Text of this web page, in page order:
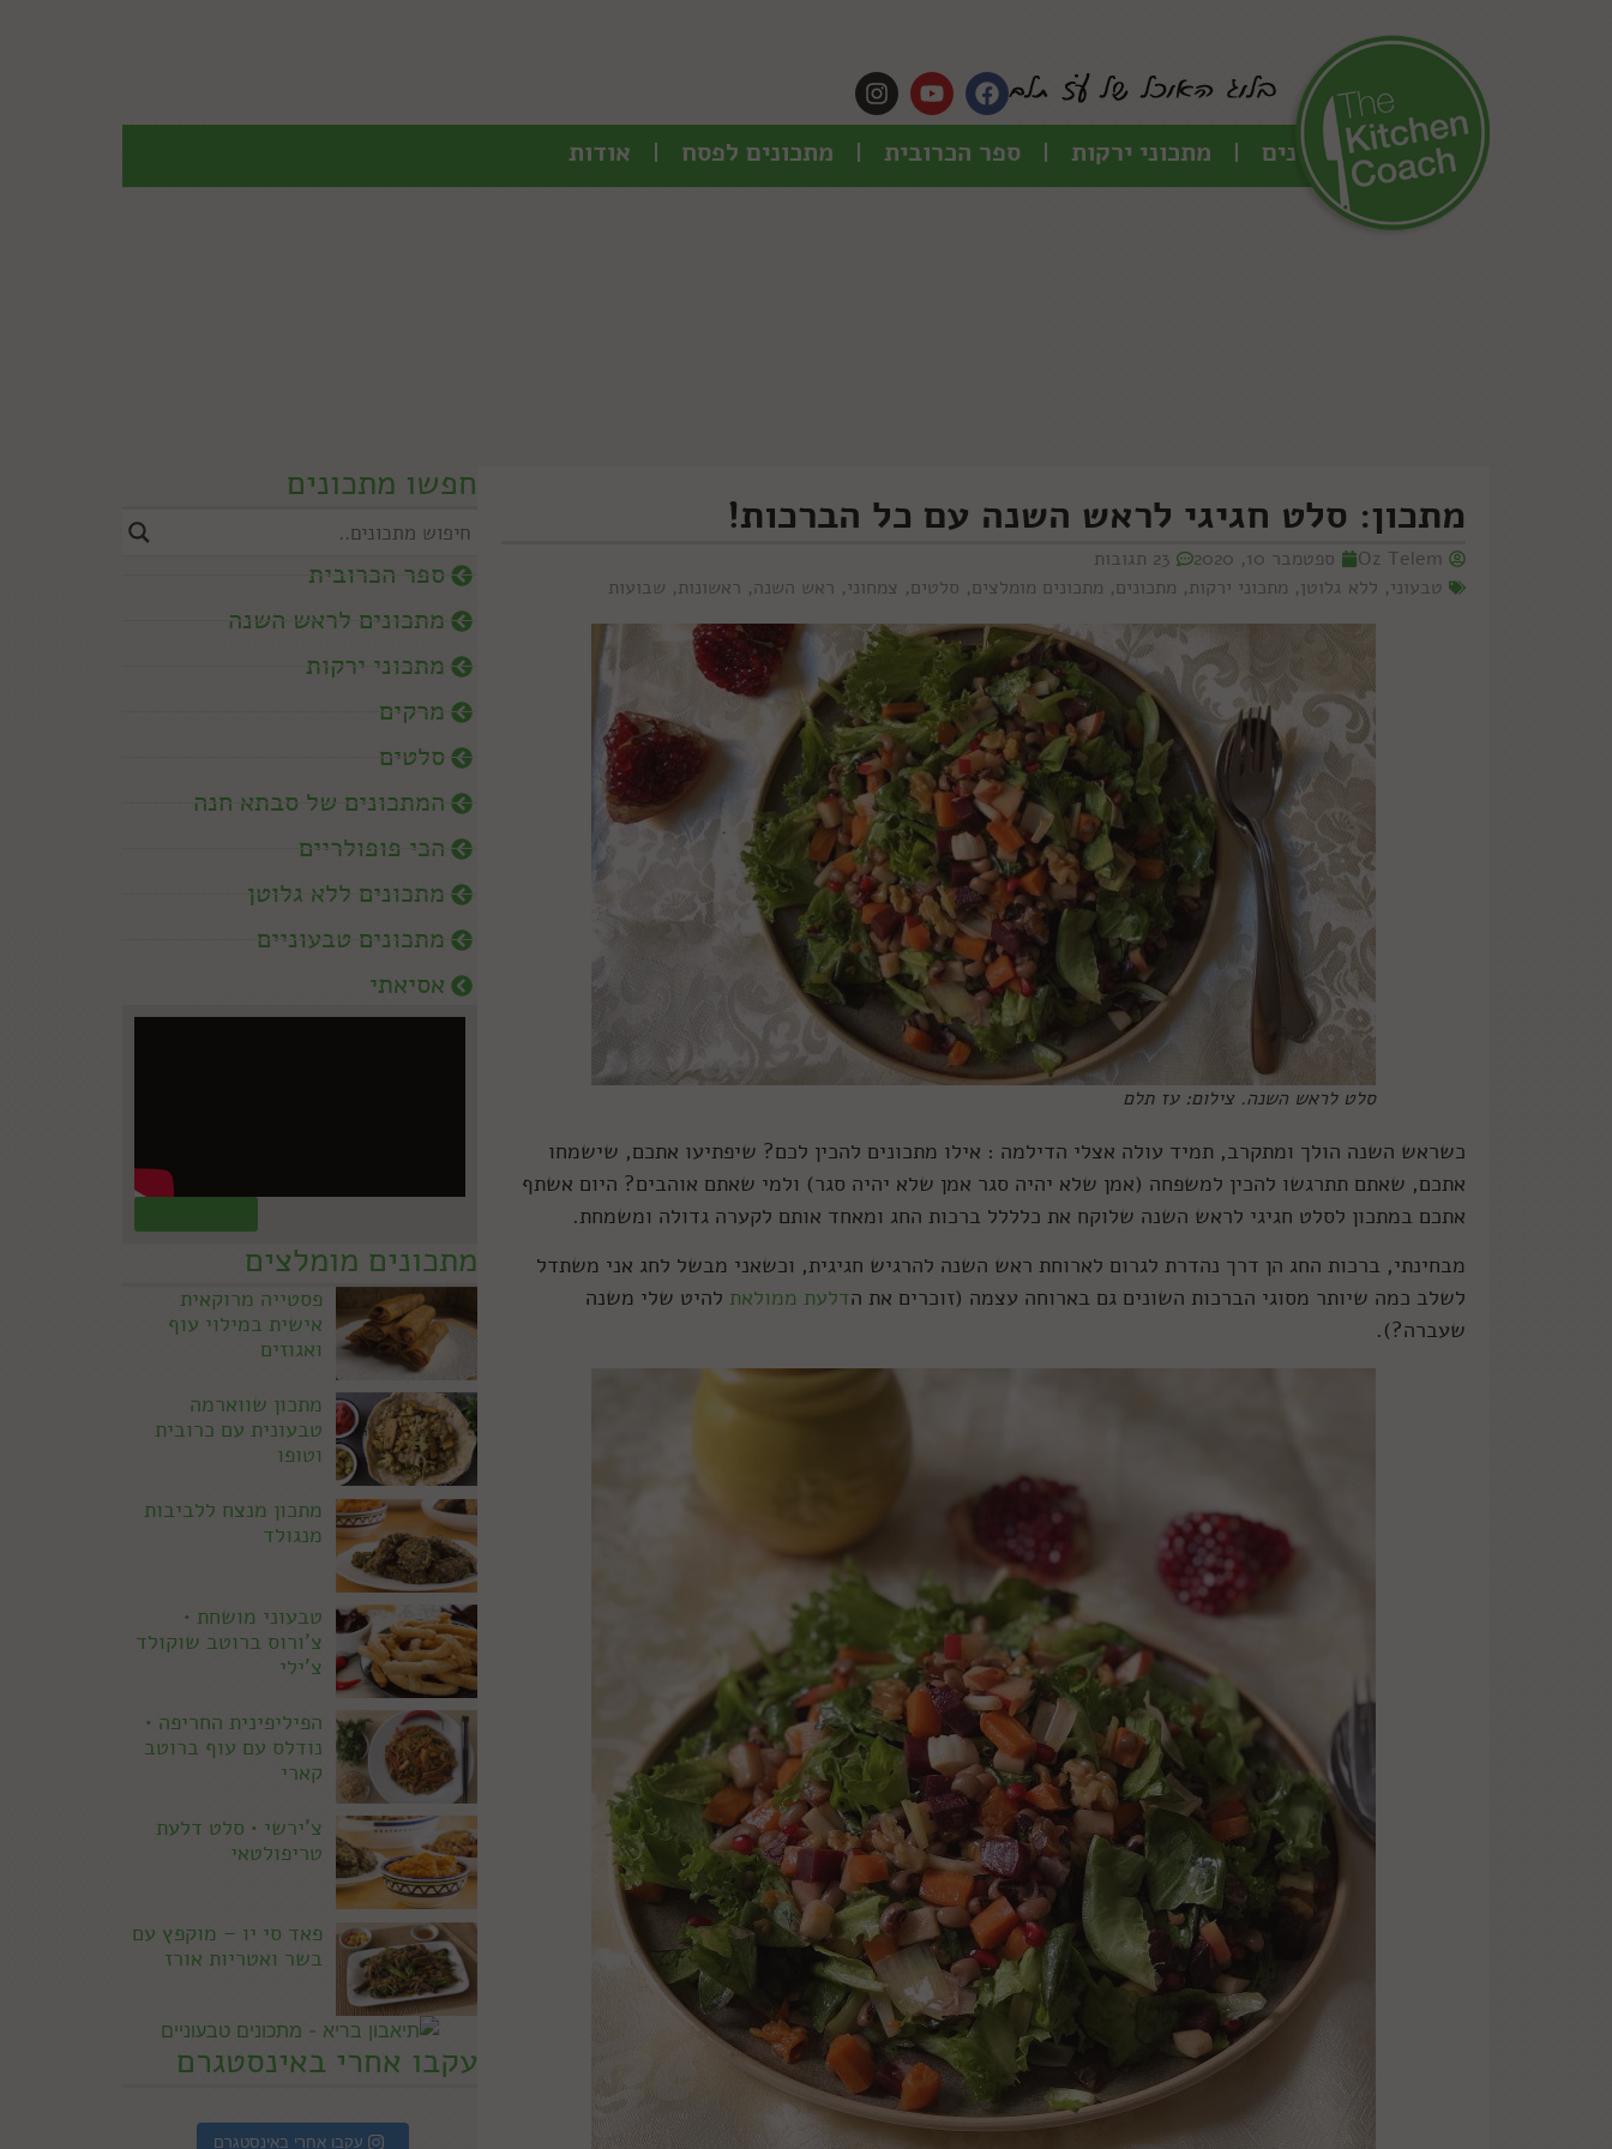
כל המתכונים מתכוני ירקות ספר הכרובית מתכונים לפסח אודות
חפשו מתכונים
ספר הכרובית
מתכונים לראש השנה
מתכוני ירקות
מרקים
סלטים
המתכונים של סבתא חנה
הכי פופולריים
מתכונים ללא גלוטן
מתכונים טבעוניים
אסיאתי
מתכונים מומלצים
פסטייה מרוקאית
אישית במילוי עוף
ואגוזים
מתכון שווארמה
טבעונית עם כרובית
וטופו
מתכון מנצח ללביבות
מנגולד
טבעוני מושחת •
צ'ורוס ברוטב שוקולד
צ'ילי
הפיליפינית החריפה •
נודלס עם עוף ברוטב
קארי
צ'ירשי • סלט דלעת
טריפולטאי
פאד סי יו – מוקפץ עם
בשר ואטריות אורז
עקבו אחרי באינסטגרם
עקבו אחרי באינסטגרם
מתכון: סלט חגיגי לראש השנה עם כל הברכות!
Oz Telem ספטמבר 10, 2020
23 תגובות
טבעוני, ללא גלוטן, מתכוני ירקות, מתכונים, מתכונים מומלצים, סלטים, צמחוני, ראש השנה, ראשונות, שבועות
סלט לראש השנה. צילום: עז תלם
כשראש השנה הולך ומתקרב, תמיד עולה אצלי הדילמה : אילו מתכונים להכין לכם? שיפתיעו אתכם, שישמחו
אתכם, שאתם תתרגשו להכין למשפחה (אמן שלא יהיה סגר אמן שלא יהיה סגר) ולמי שאתם אוהבים? היום אשתף
אתכם במתכון לסלט חגיגי לראש השנה שלוקח את כלללל ברכות החג ומאחד אותם לקערה גדולה ומשמחת.
מבחינתי, ברכות החג הן דרך נהדרת לגרום לארוחת ראש השנה להרגיש חגיגית, וכשאני מבשל לחג אני משתדל
לשלב כמה שיותר מסוגי הברכות השונים גם בארוחה עצמה (זוכרים את הדלעת ממולאת להיט שלי משנה
שעברה?).